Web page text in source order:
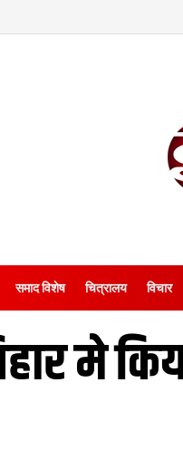
समाद विशेष चित्रालय विचार
मे